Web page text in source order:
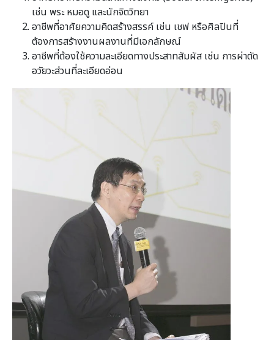
เช่น พระ หมอดู และนักจิตวิทยา
อาชีพที่อาศัยความคิดสร้างสรรค์ เช่น เชฟ หรือศิลปินที่
ต้องการสร้างงานผลงานที่มีเอกลักษณ์
อาชีพที่ต้องใช้ความละเอียดทางประสาทสัมผัส เช่น การผ่าตัด
อวัยวะส่วนที่ละเอียดอ่อน